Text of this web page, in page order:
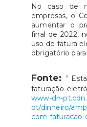
No caso de
empresas, o
aumentar o
final de 2022,
uso de fatura
obrigatório
Fonte: "
faturação
www-dn-
pt/dinheiro/
com-faturacao-